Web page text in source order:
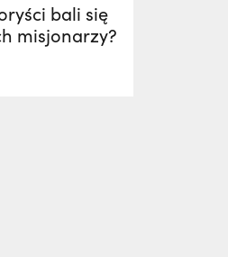
bali się
misjonarzy?